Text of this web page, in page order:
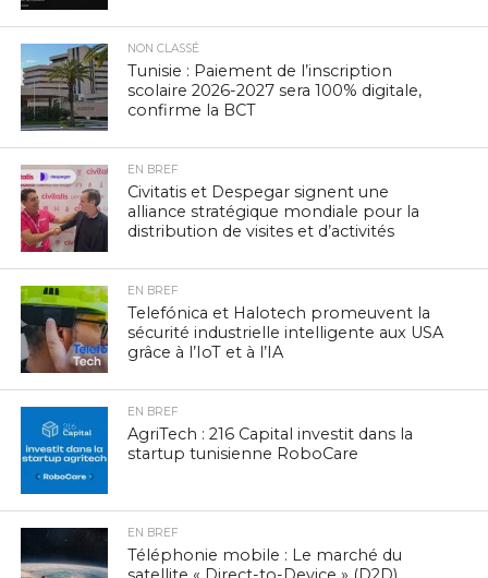
NON CLASSÉ
Tunisie : Paiement de l’inscription
scolaire 2026-2027 sera 100% digitale,
confirme la BCT
EN BREF
Civitatis et Despegar signent une
alliance stratégique mondiale pour la
distribution de visites et d’activités
EN BREF
Telefónica et Halotech promeuvent la
sécurité industrielle intelligente aux USA
grâce à l’IoT et à l’IA
EN BREF
AgriTech : 216 Capital investit dans la
startup tunisienne RoboCare
EN BREF
Téléphonie mobile : Le marché du